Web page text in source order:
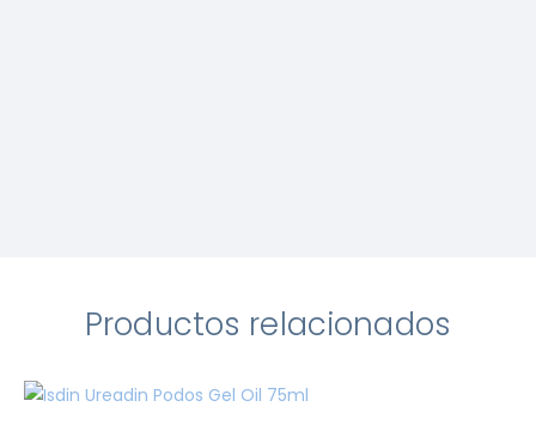
Productos relacionados